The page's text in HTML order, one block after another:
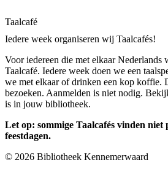
Taalcafé
Iedere week organiseren wij Taalcafés!
Voor iedereen die met elkaar Nederlands
Taalcafé. Iedere week doen we een
we met elkaar of drinken een kop koffie.
bezoeken. Aanmelden is niet nodig.
is in jouw bibliotheek.
Let op: sommige Taalcafés vinden niet
feestdagen.
© 2026 Bibliotheek Kennemerwaard